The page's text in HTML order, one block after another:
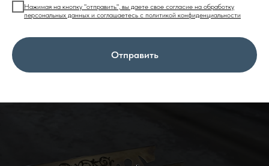
Нажимая на кнопку "отправить", вы даете свое согласие на обработку
персональных данных и соглашаетесь c политикой конфиденциальности
Отправить